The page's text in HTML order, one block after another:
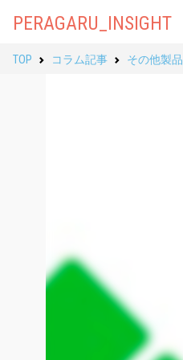
PERAGARU_INSIGHT
TOP コラム記事 その他製品